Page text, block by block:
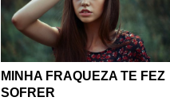
MINHA FRAQUEZA TE FEZ
SOFRER